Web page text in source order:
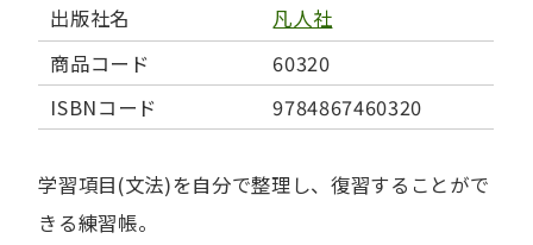
出版社名
凡人社
商品コード
60320
ISBNコード
9784867460320
学習項目(文法)を自分で整理し、復習することがで
きる練習帳。